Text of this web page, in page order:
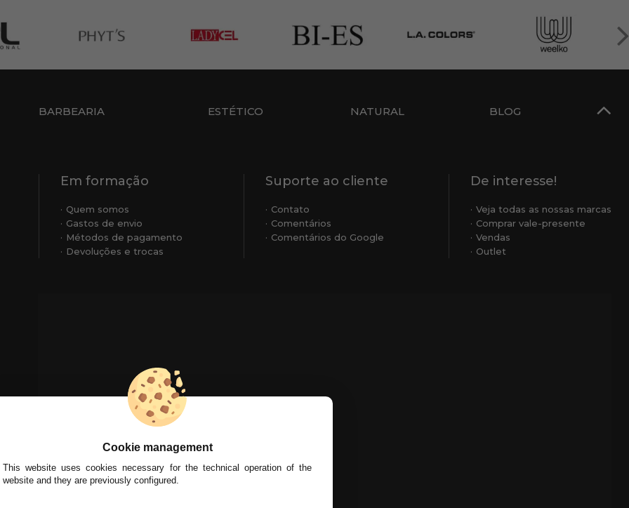
BARBEARIA ESTÉTICO NATURAL BLOG
Em formação
Quem somos
Gastos de envio
Métodos de pagamento
Devoluções e trocas
Suporte ao cliente
Contato
Comentários
Comentários do Google
De interesse!
Veja todas as nossas marcas
Comprar vale-presente
Vendas
Outlet
Cookie management
This website uses cookies necessary for the technical operation of the
website and they are previously configured.